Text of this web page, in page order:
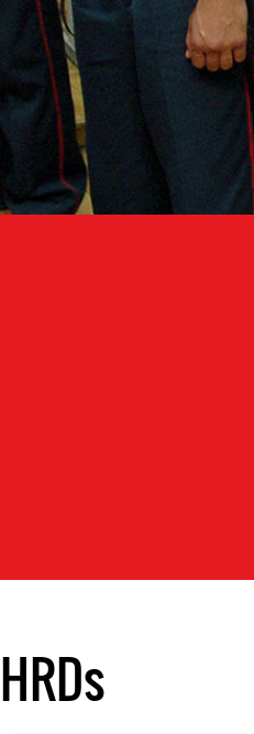
HRDs